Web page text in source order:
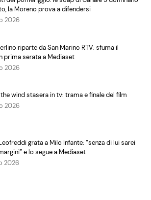
la Moreno prova a difendersi
2026
riparte da San Marino RTV: sfuma il
prima serata a Mediaset
2026
wind stasera in tv: trama e finale del film
2026
grata a Milo Infante: “senza di lui sarei
e lo segue a Mediaset
2026